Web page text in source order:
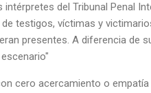
del Tribunal Penal
testigos, víctimas y
presentes. A diferencia de
cero acercamiento o empatía